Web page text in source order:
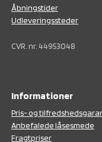
Åbningstider
Udleveringssteder
CVR. nr. 44953048
Informationer
Pris- og
Anbefalede låsesmede
Fragtpriser